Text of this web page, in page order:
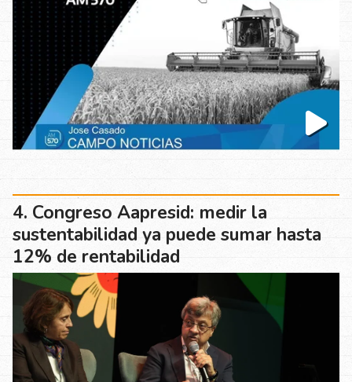
Congreso Aapresid: medir la
sustentabilidad ya puede sumar hasta
12% de rentabilidad